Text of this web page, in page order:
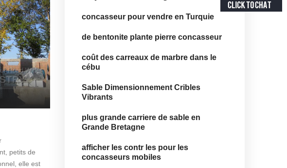
petits de
elle est
concasseur pour vendre en Turquie
de bentonite plante pierre concasseur
coût des carreaux de marbre dans le
cébu
Sable Dimensionnement Cribles
Vibrants
plus grande carriere de sable en
Grande Bretagne
afficher les contr les pour les
concasseurs mobiles